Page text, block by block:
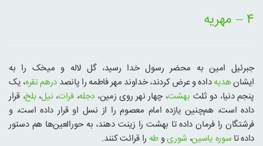
۴ – مهریه
جبرئیل امین به محضر رسول خدا رسید، گل لاله و میخک را به
ایشانهدیهداده و عرض کردند، خداوند مهر فاطمه را پانصد درهمنقره، یک
پنجم دنیا، دو ثلث بهشت، چهار نهر روی زمین، دجله،فرات، نیل، بلخ، قرار
داده است، هم‌چنین یازده امام معصوم را از نسل او قرار داده است، و
فرشتگان را فرمان داده تا بهشت را زینت دهند، به حورالعین‌ها هم دستور
داده تا سوره یاسین، شوریو طه را قرائت کنند.